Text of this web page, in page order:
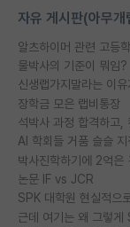
자유 게시판(아무
알츠하이머 관련 고등
물박사의 기준이 뭐임?
신생랩가지말라는 이
장학금 모은 랩비통장
AI 학회들 거품 슬슬
논문 IF vs JCR
SPK 대학원 현실적으
근데 여기는 왜 그렇게